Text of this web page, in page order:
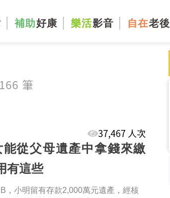
補助好康 樂活影音 自在老後
筆
37,467 人次
從父母遺產中拿錢來繳
有這些
，小明留有存款2,000萬元遺產，經核